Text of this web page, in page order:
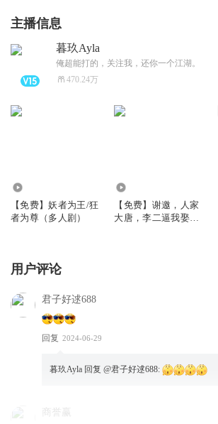
主播信息
暮玖Ayla
俺超能打的，关注我，还你一个江湖。
470.24万
【免费】妖者为王/狂
者为尊（多人剧）
【免费】谢邀，人家
大唐，李二逼我娶长
用户评论
君子好逑688
回复 2024-06-29
暮玖Ayla 回复 @君子好逑688:
商誉赢